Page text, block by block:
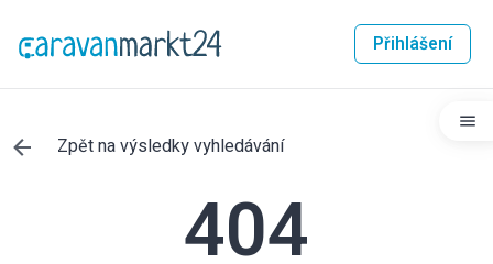
Přihlášení
Zpět na výsledky vyhledávání
404